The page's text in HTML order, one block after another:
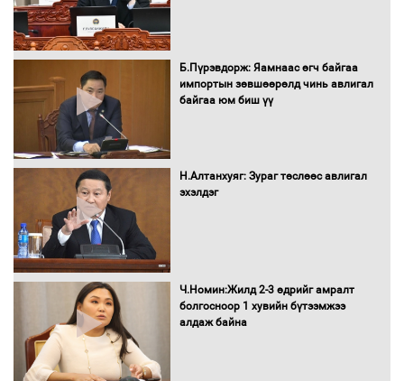
орчныг бүрдүүллээ
Б.Пүрэвдорж: Яамнаас өгч байгаа
импортын зөвшөөрөлд чинь авлигал
байгаа юм биш үү
Н.Алтанхуяг: Зураг төслөөс авлигал
эхэлдэг
Ч.Номин:Жилд 2-3 өдрийг амралт
болгосноор 1 хувийн бүтээмжээ
алдаж байна